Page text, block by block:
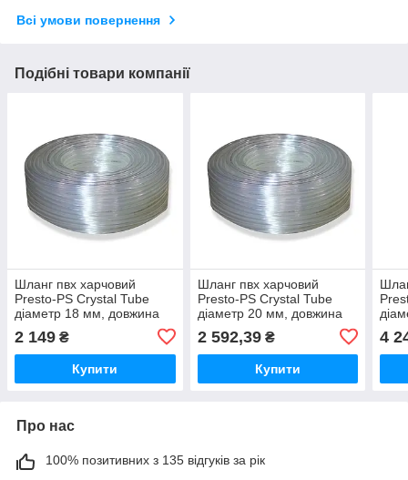
Всі умови повернення
Подібні товари компанії
Шланг пвх харчовий
Presto-PS Сrystal Tube
діаметр 18 мм, довжина
метражу (PVH 18 PS)
2 149 ₴
Купити
Шланг пвх харчовий
Presto-PS Сrystal Tube
діаметр 20 мм, довжина
метражу (PVH 20 PS)
2 592,39₴
Купити
4
Про нас
100% позитивних з 135 відгуків за рік